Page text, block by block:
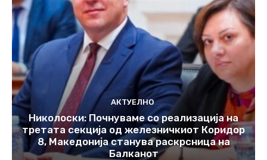
АКТУЕЛНО
Николоски: Почнуваме со реализација на
третата секција од железничкиот Коридор
8, Македонија станува раскрсница на
Балканот